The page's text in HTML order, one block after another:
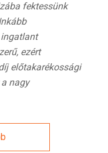
fektessünk
ezért
előtakarékossági
nagy